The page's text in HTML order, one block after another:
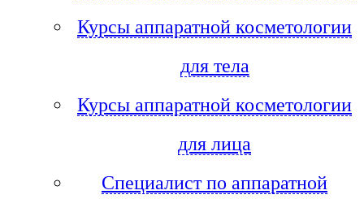
Курсы аппаратной косметологии
для тела
Курсы аппаратной косметологии
для лица
Специалист по аппаратной